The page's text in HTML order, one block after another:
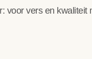
voor vers en kwaliteit